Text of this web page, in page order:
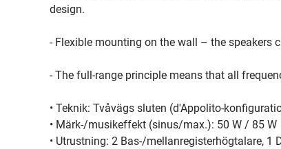
design.
- Flexible mounting on the wall – the speakers
- The full-range principle means that all
• Teknik: Tvåvägs sluten (d'Appolito-
• Märk-/musikeffekt (sinus/max.): 50 W / 85 W
• Utrustning: 2 Bas-/mellanregisterhögtalare, 1